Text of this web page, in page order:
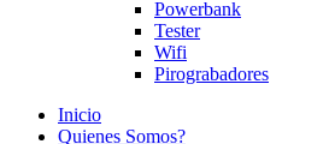
Powerbank
Tester
Wifi
Pirograbadores
Inicio
Quienes Somos?